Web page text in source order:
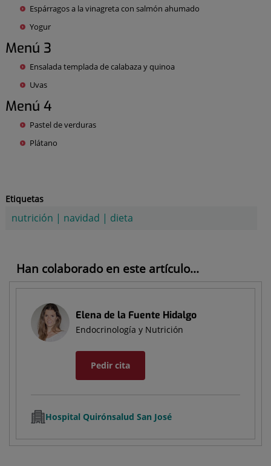
Espárragos a la vinagreta con salmón ahumado
Yogur
Menú 3
Ensalada templada de calabaza y quinoa
Uvas
Menú 4
Pastel de verduras
Plátano
Etiquetas
nutrición | navidad | dieta
Han colaborado en este artículo...
Elena de la Fuente Hidalgo
Endocrinología y Nutrición
Pedir cita
Hospital Quirónsalud San José